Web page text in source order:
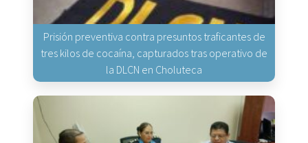
Prisión preventiva contra presuntos traficantes de
tres kilos de cocaína, capturados tras operativo de
la DLCN en Choluteca